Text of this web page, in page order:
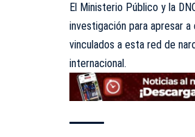
El Ministerio Público y la
investigación para apresar
vinculados a esta red de
internacional.